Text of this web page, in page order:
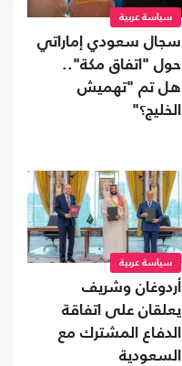
سياسة عربية
سجال سعودي إماراتي
حول "اتفاق مكة"..
هل تم "تهميش
الخليج؟"
سياسة عربية
أردوغان وشريف
يعلقان على اتفاقة
الدفاع المشترك مع
السعودية